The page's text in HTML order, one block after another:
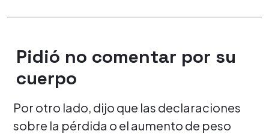
Pidió no comentar por su
cuerpo
Por otro lado, dijo que las declaraciones
sobre la pérdida o el aumento de peso